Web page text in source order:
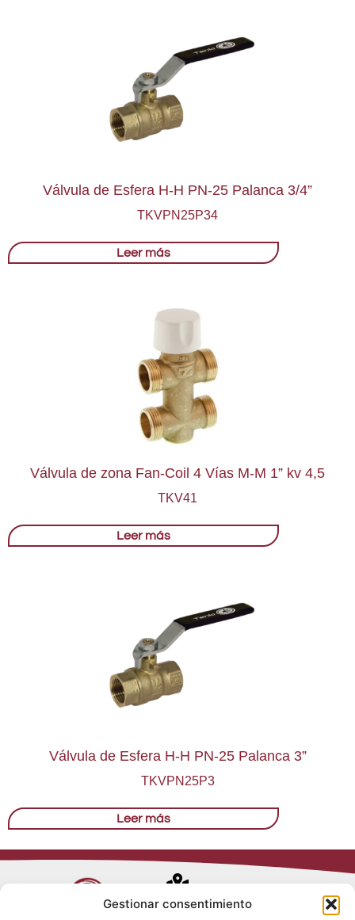
Gestionar consentimiento
Válvula de Esfera H-H PN-25 Palanca 3/4”
TKVPN25P34
Leer más
Válvula de zona Fan-Coil 4 Vías M-M 1” kv 4,5
TKV41
Leer más
Válvula de Esfera H-H PN-25 Palanca 3”
TKVPN25P3
Leer más
Avenida de